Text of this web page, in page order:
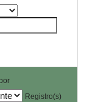
Registro(s)